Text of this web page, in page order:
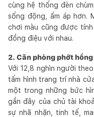
cùng hệ thống đèn
sống động, ấm áp hơn.
chơi màu cũng được
đồng điệu với nhau.
2. Căn phòng phớt hồng
Với 12,8 nghìn người
tấm hình trang trí nhà
một trong những bức
gần đây của chủ tài
sự nhã nhặn, tinh tế,